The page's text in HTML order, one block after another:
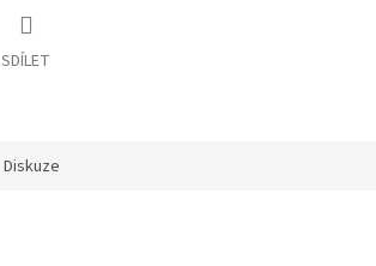
SDÍLET
Diskuze